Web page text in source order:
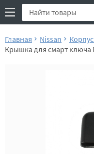
Главная Nissan
Крышка для смарт ключа